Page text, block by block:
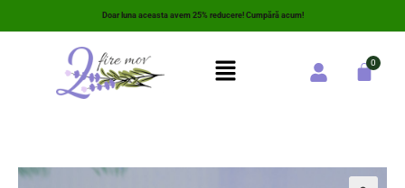
Doar luna aceasta avem 25% reducere! Cumpără acum!